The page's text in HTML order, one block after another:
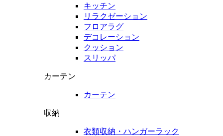
キッチン
リラクゼーション
フロアラグ
デコレーション
クッション
スリッパ
カーテン
カーテン
収納
衣類収納・ハンガーラック